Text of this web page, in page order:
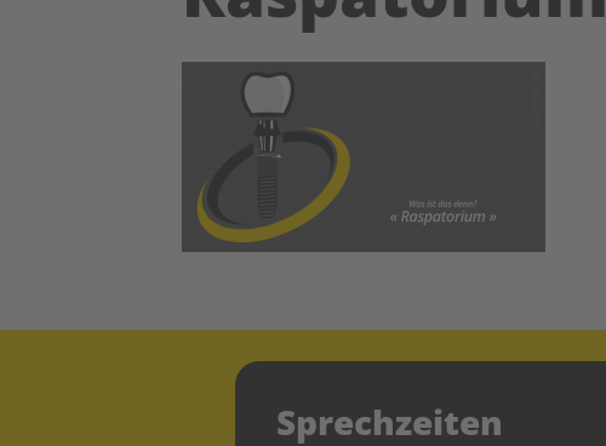
Sprechzeiten